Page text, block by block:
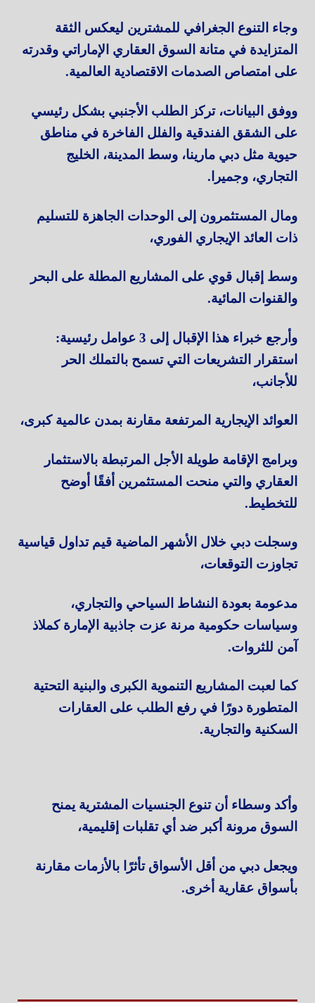
وجاء التنوع الجغرافي للمشترين ليعكس الثقة
المتزايدة في متانة السوق العقاري الإماراتي وقدرته
على امتصاص الصدمات الاقتصادية العالمية.
ووفق البيانات، تركز الطلب الأجنبي بشكل رئيسي
على الشقق الفندقية والفلل الفاخرة في مناطق
حيوية مثل دبي مارينا، وسط المدينة، الخليج
التجاري، وجميرا.
ومال المستثمرون إلى الوحدات الجاهزة للتسليم
ذات العائد الإيجاري الفوري،
وسط إقبال قوي على المشاريع المطلة على البحر
والقنوات المائية.
وأرجع خبراء هذا الإقبال إلى 3 عوامل رئيسية:
استقرار التشريعات التي تسمح بالتملك الحر
للأجانب،
العوائد الإيجارية المرتفعة مقارنة بمدن عالمية كبرى،
وبرامج الإقامة طويلة الأجل المرتبطة بالاستثمار
العقاري والتي منحت المستثمرين أفقًا أوضح
للتخطيط.
وسجلت دبي خلال الأشهر الماضية قيم تداول قياسية
تجاوزت التوقعات،
مدعومة بعودة النشاط السياحي والتجاري،
وسياسات حكومية مرنة عزت جاذبية الإمارة كملاذ
آمن للثروات.
كما لعبت المشاريع التنموية الكبرى والبنية التحتية
المتطورة دورًا في رفع الطلب على العقارات
السكنية والتجارية.
وأكد وسطاء أن تنوع الجنسيات المشترية يمنح
السوق مرونة أكبر ضد أي تقلبات إقليمية،
ويجعل دبي من أقل الأسواق تأثرًا بالأزمات مقارنة
بأسواق عقارية أخرى.